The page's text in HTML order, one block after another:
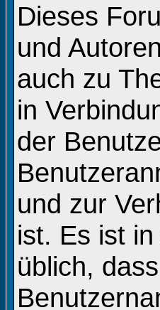
Dieses
und
auch zu
in
der
und zur
ist. Es ist
üblich,